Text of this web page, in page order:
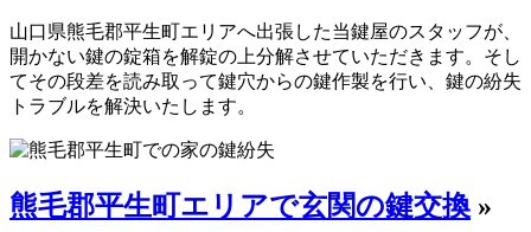
山口県熊毛郡平生町エリアへ出張した当鍵屋のスタッフが、
開かない鍵の錠箱を解錠の上分解させていただきます。そし
てその段差を読み取って鍵穴からの鍵作製を行い、鍵の紛失
トラブルを解決いたします。
熊毛郡平生町エリアで玄関の鍵交換 »